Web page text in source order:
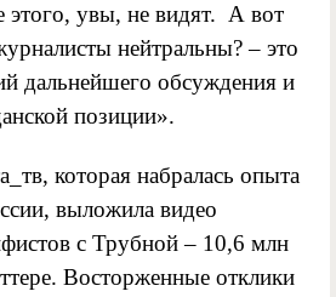
увы, не видят. А вот
нейтральны? – это
дальнейшего обсуждения и
позиции».
которая набралась опыта
выложила видео
с Трубной – 10,6 млн
Восторженные отклики